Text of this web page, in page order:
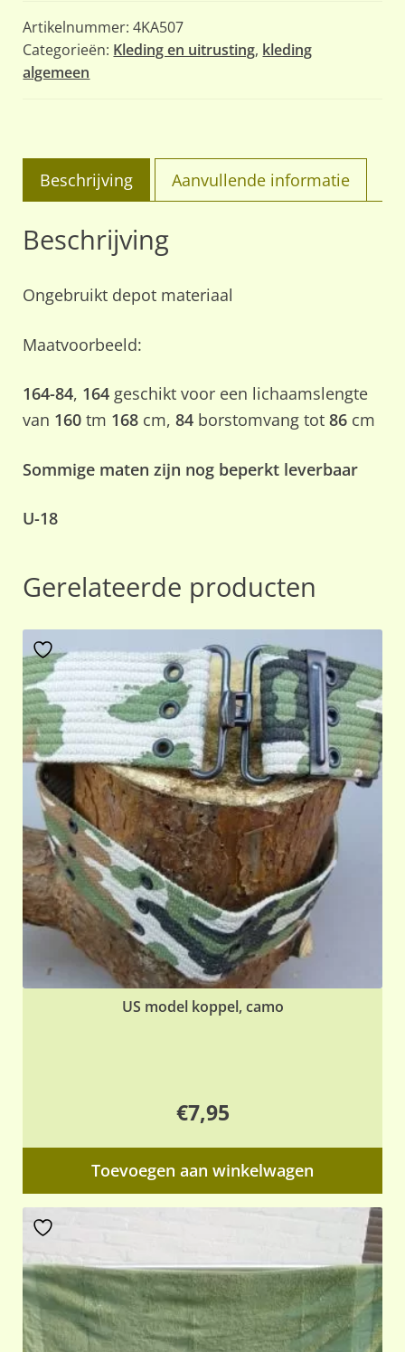
Artikelnummer:4KA507
Categorieën: Kleding en uitrusting, kleding
algemeen
Beschrijving Aanvullende informatie
Beschrijving
Ongebruikt depot materiaal
Maatvoorbeeld:
164-84, 164 geschikt voor een lichaamslengte
van 160 tm 168 cm,84 borstomvang tot86 cm
Sommige maten zijn nog beperkt leverbaar
U-18
Gerelateerde producten
US model koppel, camo
€7,95
Toevoegen aan winkelwagen